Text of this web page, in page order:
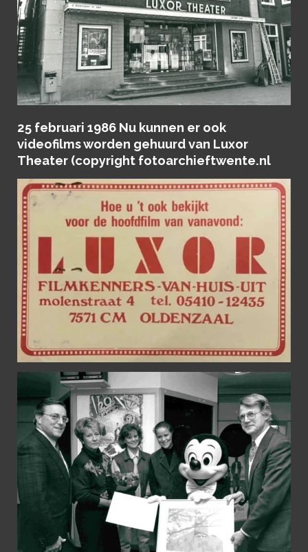
25 februari 1986 Nu kunnen er ook
videofilms worden gehuurd van Luxor
Theater (copyright fotoarchieftwente.nl